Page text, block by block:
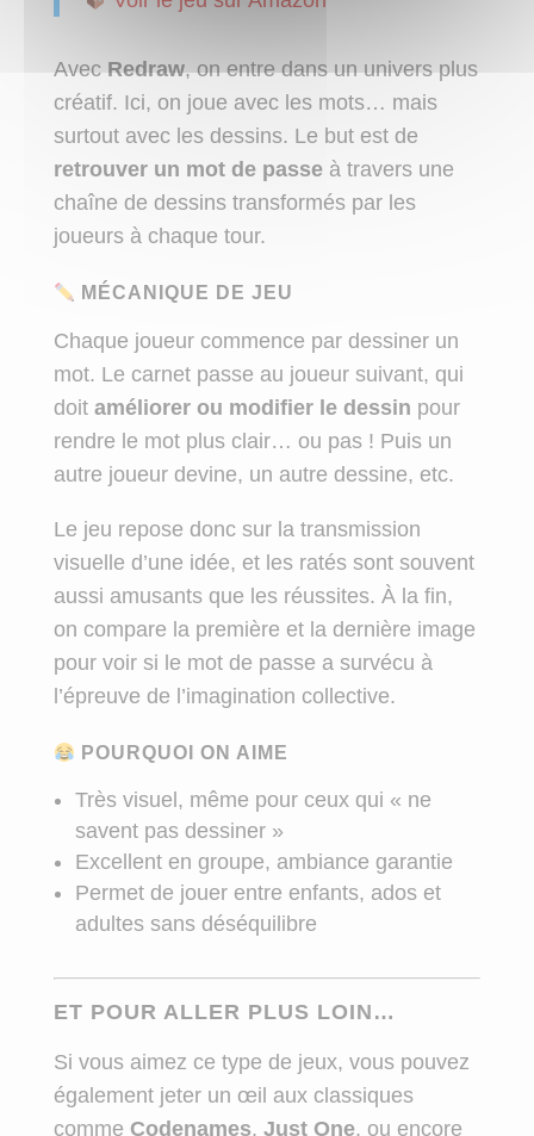
AvecRedraw, on entre dans un univers plus
créatif. Ici, on joue avec les mots… mais
surtout avec les dessins. Le but est de
retrouver un mot de passeà travers une
chaîne de dessins transformés par les
joueurs à chaque tour.
MÉCANIQUE DE JEU
Chaque joueur commence par dessiner un
mot. Le carnet passe au joueur suivant, qui
doit améliorer ou modifier le dessin pour
rendre le mot plus clair… ou pas ! Puis un
autre joueur devine, un autre dessine, etc.
Le jeu repose donc sur la transmission
visuelle d’une idée, et les ratés sont souvent
aussi amusants que les réussites. À la fin,
on compare la première et la dernière image
pour voir si le mot de passe a survécu à
l’épreuve de l’imagination collective.
POURQUOI ON AIME
Très visuel, même pour ceux qui « ne
savent pas dessiner »
Excellent en groupe, ambiance garantie
Permet de jouer entre enfants, ados et
adultes sans déséquilibre
ET POUR ALLER PLUS LOIN…
Si vous aimez ce type de jeux, vous pouvez
également jeter un œil aux classiques
comme Codenames, Just One, ou encore